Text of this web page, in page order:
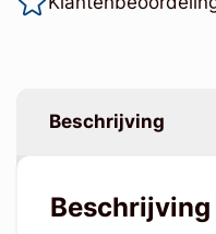
Beschrijving
Beschrijving